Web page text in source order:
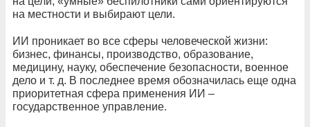
на местности и выбирают цели.
ИИ проникает во все сферы человеческой жизни:
бизнес, финансы, производство, образование,
медицину, науку, обеспечение безопасности, военное
дело и т. д. В последнее время обозначилась еще одна
приоритетная сфера применения ИИ –
государственное управление.